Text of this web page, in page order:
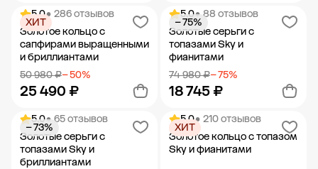
Добавить в корзину Добавить в корзину
5.0• 286 отзывов
Золотое кольцо с
сапфирами выращенными
и бриллиантами
50 980 ₽− 50%
25 490 ₽
ХИТ
Добавить в корзину
5.0• 88 отзывов
Золотые серьги с
топазами Sky и
фианитами
74 980 ₽− 75%
18 745 ₽
− 75%
Добавить в корзину
5.0• 65 отзывов
Золотые серьги с
топазами Sky и
бриллиантами
− 73%
5.0• 210 отзывов
Золотое кольцо с топазом
Sky и фианитами
ХИТ